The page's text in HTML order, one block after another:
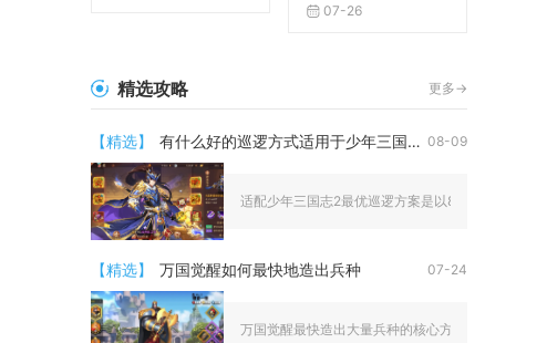
07-26
精选攻略 更多->
【精选】 有什么好的巡逻方式适用于少年三国志2 08-09
适配少年三国志2最优巡逻方案是以8小时封地巡逻
【精选】 万国觉醒如何最快地造出兵种 07-24
万国觉醒最快造出大量兵种的核心方式，是多层叠